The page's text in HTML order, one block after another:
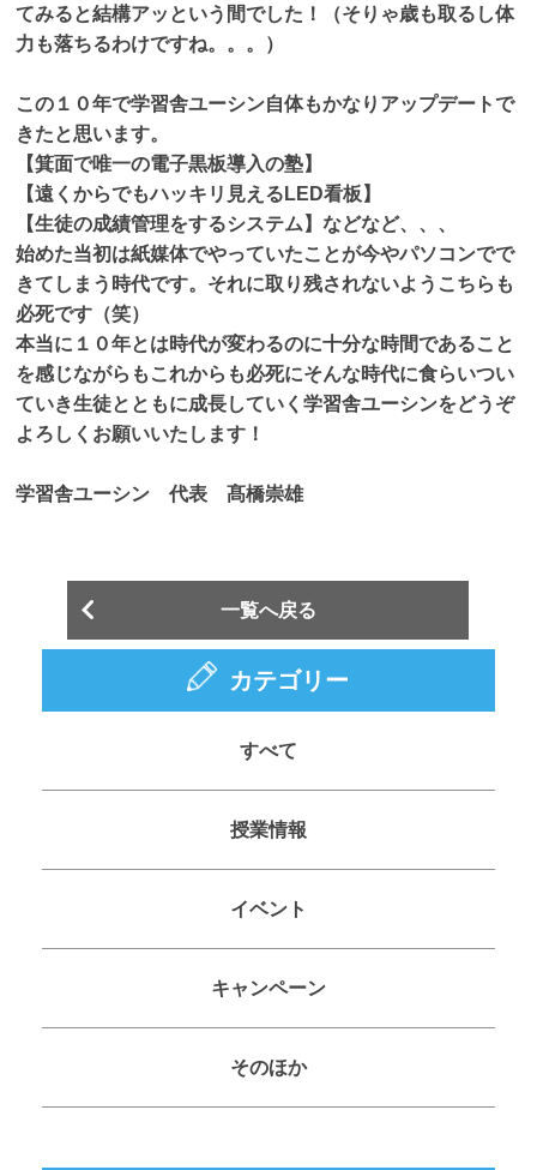
カテゴリー
すべて
授業情報
イベント
キャンペーン
そのほか
てみると結構アッという間でした！（そりゃ歳も取るし体
力も落ちるわけですね。。。）
この１０年で学習舎ユーシン自体もかなりアップデートで
きたと思います。
【箕面で唯一の電子黒板導入の塾】
【遠くからでもハッキリ見えるLED看板】
【生徒の成績管理をするシステム】などなど、、、
始めた当初は紙媒体でやっていたことが今やパソコンでで
きてしまう時代です。それに取り残されないようこちらも
必死です（笑）
本当に１０年とは時代が変わるのに十分な時間であること
を感じながらもこれからも必死にそんな時代に食らいつい
ていき生徒とともに成長していく学習舎ユーシンをどうぞ
よろしくお願いいたします！
学習舎ユーシン 代表 髙橋崇雄
一覧へ戻る